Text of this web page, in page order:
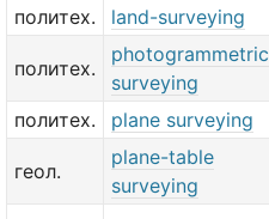
политех.
land-surveying
политех.
photogrammetric
surveying
политех. plane surveying
геол.
plane-table
surveying